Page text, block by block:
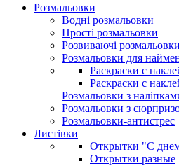
Розмальовки
Водні розмальовки
Прості розмальовки
Розвиваючі розмальовки
Розмальовки для
Раскраски с
Раскраски с
Розмальовки з
Розмальовки з
Розмальовки-антистрес
Листівки
Открытки "С
Открытки разные